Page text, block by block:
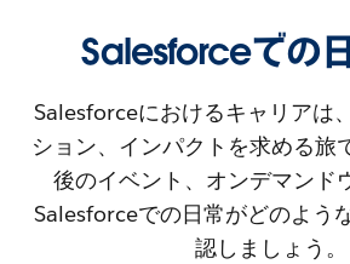
Salesforceでの
Salesforceにおけるキャリアは
ション、インパクトを求める旅
後のイベント、オンデマンド
Salesforceでの日常がどのよう
認しましょう。